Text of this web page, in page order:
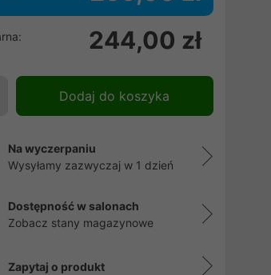
244,00 zł
Dodaj do koszyka
Na wyczerpaniu
Wysyłamy zazwyczaj w 1 dzień
Dostępność w salonach
Zobacz stany magazynowe
Zapytaj o produkt